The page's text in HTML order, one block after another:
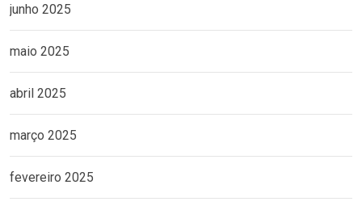
junho 2025
maio 2025
abril 2025
março 2025
fevereiro 2025